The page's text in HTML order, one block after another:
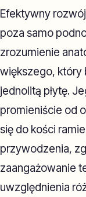
Efektywny
poza samo
zrozumienie
większego, który
jednolitą płytę.
promieniście od
się do kości
przywodzenia,
zaangażowanie
uwzględnienia